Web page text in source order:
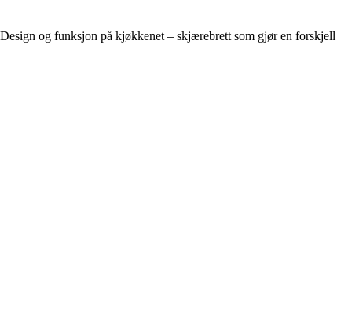
Design og funksjon på kjøkkenet – skjærebrett som gjør en forskjell